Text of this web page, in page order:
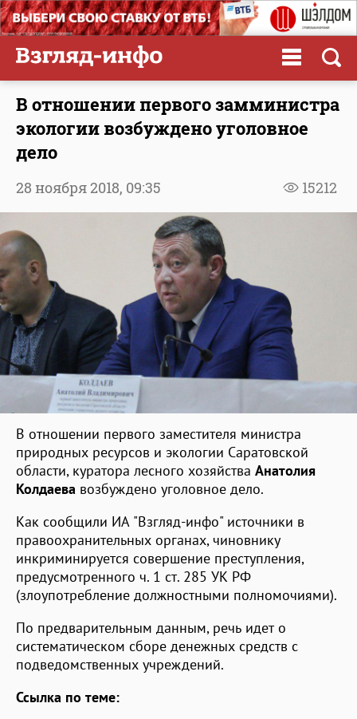
В отношении первого замминистра
экологии возбуждено уголовное
дело
15212
28 ноября 2018, 09:35
В отношении первого заместителя министра
природных ресурсов и экологии Саратовской
области, куратора лесного хозяйства Анатолия
Колдаева возбуждено уголовное дело.
Как сообщили ИА "Взгляд-инфо" источники в
правоохранительных органах, чиновнику
инкриминируется совершение преступления,
предусмотренного ч. 1 ст. 285 УК РФ
(злоупотребление должностными полномочиями).
По предварительным данным, речь идет о
систематическом сборе денежных средств с
подведомственных учреждений.
Ссылка по теме: